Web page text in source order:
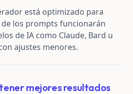
está optimizado para
de los prompts funcionarán
de IA como Claude, Bard u
ajustes menores.
mejores resultados